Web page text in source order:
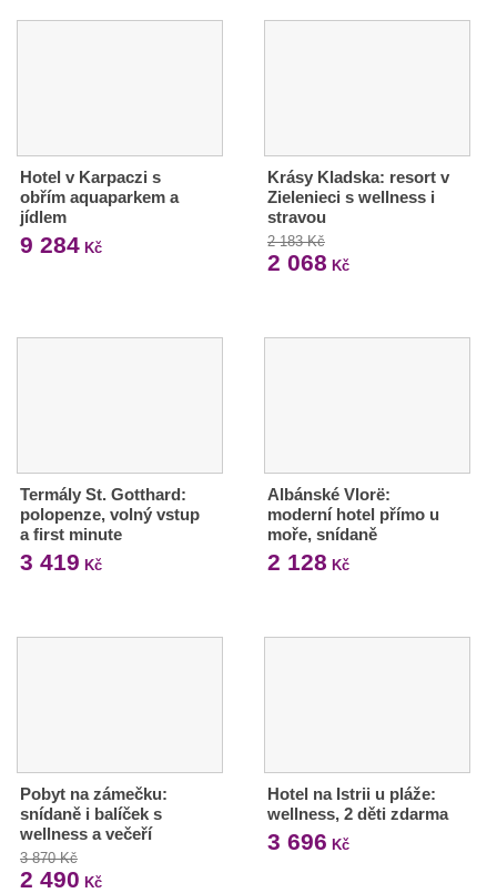
Hotel v Karpaczi s
obřím aquaparkem a
jídlem
9 284 Kč
Krásy Kladska: resort v
Zielenieci s wellness i
stravou
2 183 Kč
2 068 Kč
Termály St. Gotthard:
polopenze, volný vstup
a first minute
3 419 Kč
Albánské Vlorë:
moderní hotel přímo u
moře, snídaně
2 128 Kč
Pobyt na zámečku:
snídaně i balíček s
wellness a večeří
3 870 Kč
2 490 Kč
Hotel na Istrii u pláže:
wellness, 2 děti zdarma
3 696 Kč